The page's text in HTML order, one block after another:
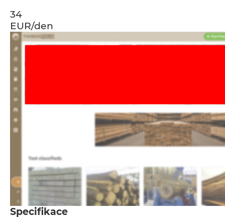
34
EUR/den
Specifikace